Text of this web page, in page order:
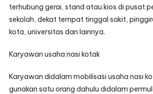
terhubung gerai, stand atau kios di pusat
sekolah, dekat tempat tinggal sakit,
kota, universitas dan lainnya.
Karyawan usaha nasi kotak
Karyawan didalam mobilisasi usaha nasi
gunakan satu orang dahulu didalam